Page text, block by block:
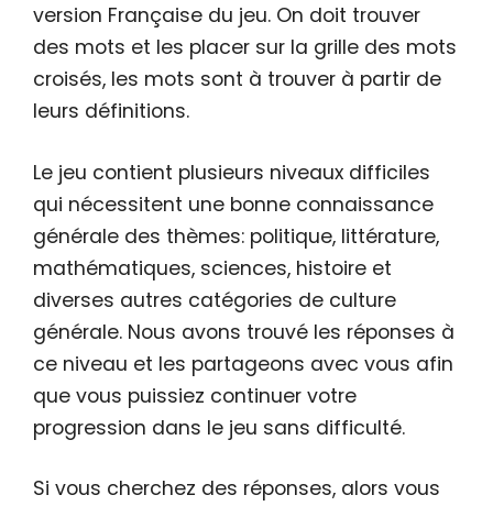
version Française du jeu. On doit trouver
des mots et les placer sur la grille des mots
croisés, les mots sont à trouver à partir de
leurs définitions.
Le jeu contient plusieurs niveaux difficiles
qui nécessitent une bonne connaissance
générale des thèmes: politique, littérature,
mathématiques, sciences, histoire et
diverses autres catégories de culture
générale. Nous avons trouvé les réponses à
ce niveau et les partageons avec vous afin
que vous puissiez continuer votre
progression dans le jeu sans difficulté.
Si vous cherchez des réponses, alors vous